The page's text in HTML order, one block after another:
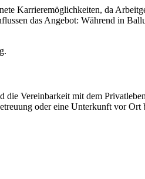
Karrieremöglichkeiten, da
das Angebot: Während in
die Vereinbarkeit mit dem
oder eine Unterkunft vor Ort